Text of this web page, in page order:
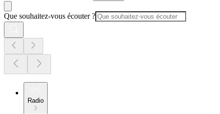
Que souhaitez-vous écouter ?
Radio